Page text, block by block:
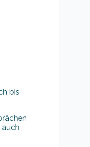
bis